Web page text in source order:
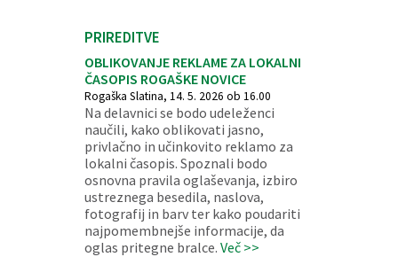
PRIREDITVE
OBLIKOVANJE REKLAME ZA LOKALNI
ČASOPIS ROGAŠKE NOVICE
Rogaška Slatina, 14. 5. 2026 ob 16.00
Na delavnici se bodo udeleženci
naučili, kako oblikovati jasno,
privlačno in učinkovito reklamo za
lokalni časopis. Spoznali bodo
osnovna pravila oglaševanja, izbiro
ustreznega besedila, naslova,
fotografij in barv ter kako poudariti
najpomembnejše informacije, da
oglas pritegne bralce. Več >>